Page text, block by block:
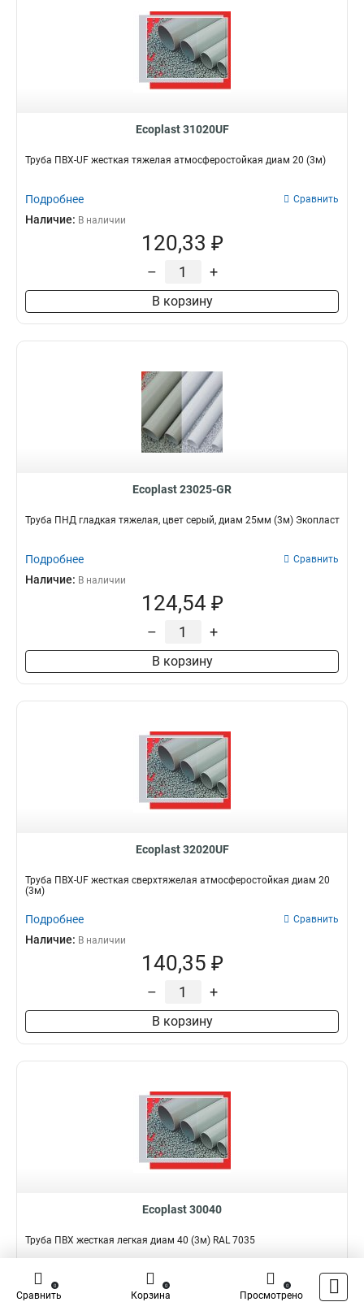
Ecoplast 31020UF
Труба ПВХ-UF жесткая тяжелая атмосферостойкая диам 20 (3м)
Подробнее Сравнить
Наличие: В наличии
120,33 ₽
– +
В корзину
Ecoplast 23025-GR
Труба ПНД гладкая тяжелая, цвет серый, диам 25мм (3м) Экопласт
Подробнее Сравнить
Наличие: В наличии
124,54 ₽
– +
В корзину
Ecoplast 32020UF
Труба ПВХ-UF жесткая сверхтяжелая атмосферостойкая диам 20
(3м)
Подробнее Сравнить
Наличие: В наличии
140,35 ₽
– +
В корзину
Ecoplast 30040
Труба ПВХ жесткая легкая диам 40 (3м) RAL 7035
Подробнее Сравнить
Наличие:
Сравнить
0
Корзина
0
Просмотрено
0